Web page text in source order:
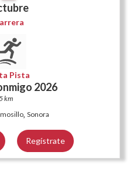
Pista
2026
km
, Sonora
Regístrate